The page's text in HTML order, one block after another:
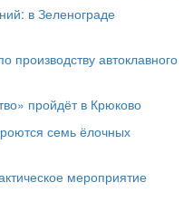
в Зеленограде
производству автоклавного
пройдёт в Крюково
семь ёлочных
мероприятие